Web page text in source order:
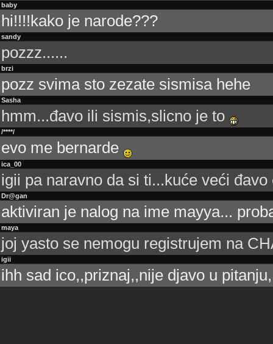
baby
hi!!!!kako je narode???
sandy
pozzz......
brzi
pozz svima sto zezate sismisa hehe
Sasha
hmm...đavo ili sismis,slicno je to
/****/
evo me bernarde
ica_00
igii pa naravno da si ti...kuće veći đavo
Dr@gan
aktiviran je nalog na ime mayya...
maya
joj yasto se nemogu registrujem na
igii
ihh sad ico,,priznaj,,nije djavo u